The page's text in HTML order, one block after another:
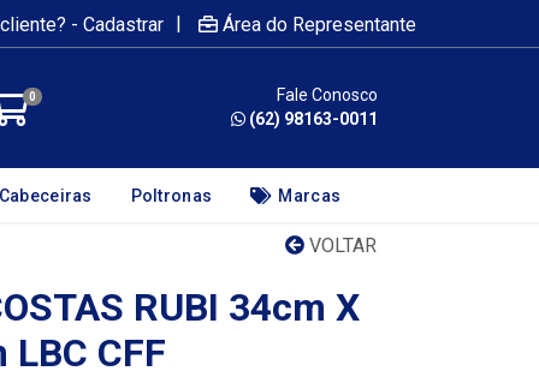
- Cadastrar | Área do Representante
0
Fale Conosco
(62) 98163-0011
Cabeceiras Poltronas Marcas
VOLTAR
RUBI 34cm X
CFF